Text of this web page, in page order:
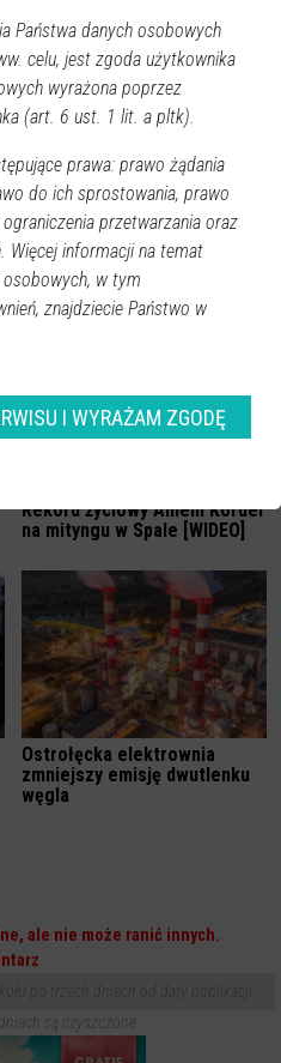
Rekord życiowy Amelii Kordel
na mityngu w Spale [WIDEO]
Ostrołęcka elektrownia
zmniejszy emisję dwutlenku
węgla
ale nie może ranić innych.
są czyszczone.
Państwa danych osobowych
celu, jest zgoda użytkownika
wyrażona poprzez
(art. 6 ust. 1 lit. a pltk).
prawa: prawo żądania
do ich sprostowania, prawo
przetwarzania oraz
Więcej informacji na temat
w tym
znajdziecie Państwo w
I WYRAŻAM ZGODĘ